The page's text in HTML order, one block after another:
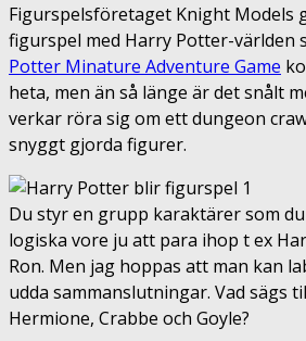
Figurspelsföretaget Knight Models
figurspel med Harry Potter-världen
Potter Minature Adventure Game
heta, men än så länge är det snålt
verkar röra sig om ett dungeon
snyggt gjorda figurer.
Du styr en grupp karaktärer som
logiska vore ju att para ihop t ex
Ron. Men jag hoppas att man kan
udda sammanslutningar. Vad sägs
Hermione, Crabbe och Goyle?